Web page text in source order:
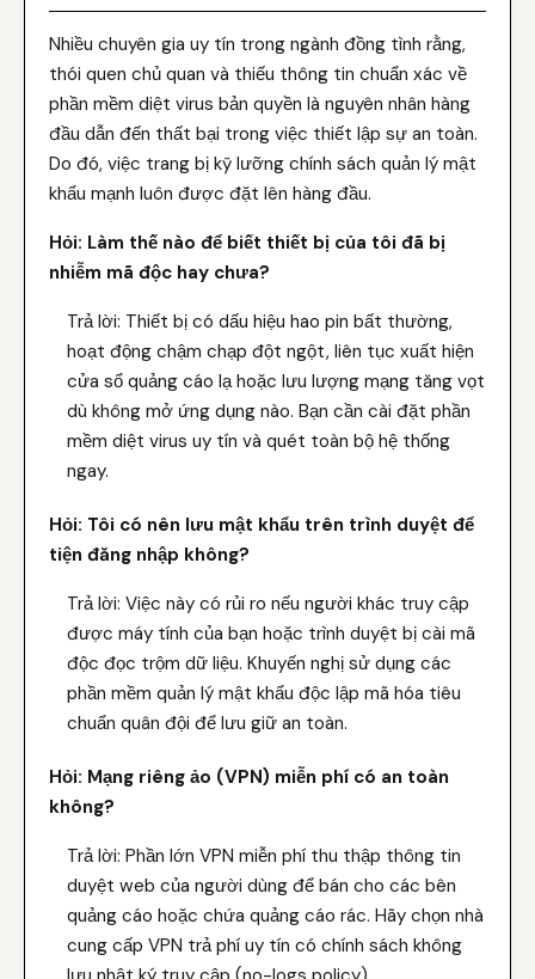
Nhiều chuyên gia uy tín trong ngành đồng tình rằng,
thói quen chủ quan và thiếu thông tin chuẩn xác về
phần mềm diệt virus bản quyền là nguyên nhân hàng
đầu dẫn đến thất bại trong việc thiết lập sự an toàn.
Do đó, việc trang bị kỹ lưỡng chính sách quản lý mật
khẩu mạnh luôn được đặt lên hàng đầu.
Hỏi: Làm thế nào để biết thiết bị của tôi đã bị
nhiễm mã độc hay chưa?
Trả lời: Thiết bị có dấu hiệu hao pin bất thường,
hoạt động chậm chạp đột ngột, liên tục xuất hiện
cửa sổ quảng cáo lạ hoặc lưu lượng mạng tăng vọt
dù không mở ứng dụng nào. Bạn cần cài đặt phần
mềm diệt virus uy tín và quét toàn bộ hệ thống
ngay.
Hỏi: Tôi có nên lưu mật khẩu trên trình duyệt để
tiện đăng nhập không?
Trả lời: Việc này có rủi ro nếu người khác truy cập
được máy tính của bạn hoặc trình duyệt bị cài mã
độc đọc trộm dữ liệu. Khuyến nghị sử dụng các
phần mềm quản lý mật khẩu độc lập mã hóa tiêu
chuẩn quân đội để lưu giữ an toàn.
Hỏi: Mạng riêng ảo (VPN) miễn phí có an toàn
không?
Trả lời: Phần lớn VPN miễn phí thu thập thông tin
duyệt web của người dùng để bán cho các bên
quảng cáo hoặc chứa quảng cáo rác. Hãy chọn nhà
cung cấp VPN trả phí uy tín có chính sách không